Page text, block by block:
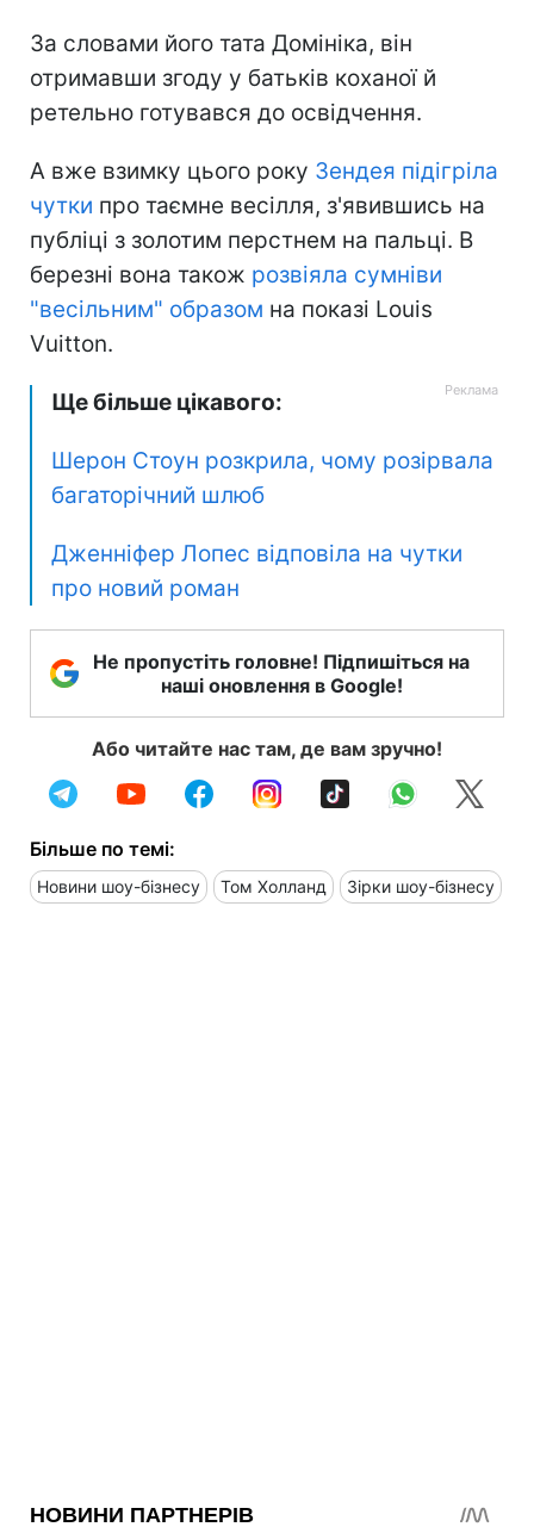
За словами його тата Домініка, він
отримавши згоду у батьків коханої й
ретельно готувався до освідчення.
А вже взимку цього року Зендея підігріла
чутки про таємне весілля, з'явившись на
публіці з золотим перстнем на пальці. В
березні вона також розвіяла сумніви
"весільним" образом на показі Louis
Vuitton.
Ще більше цікавого:
Шерон Стоун розкрила, чому розірвала
багаторічний шлюб
Дженніфер Лопес відповіла на чутки
про новий роман
Не пропустіть головне! Підпишіться на
наші оновлення в Google!
Або читайте нас там, де вам зручно!
Більше по темі:
Новини шоу-бізнесу Том Холланд Зірки шоу-бізнесу